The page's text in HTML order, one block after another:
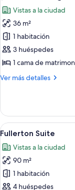
$100
SGD
dining
credit)
-
Quay
Room
(incl
$100
SGD
credit)
las
fotos
de
Taste
the
Good
Life
Marina
Bay
View
Room
(incl
$100
SGD
Vistas a la ciudad
36 m²
1 habitación
3 huéspedes
1 cama de
Ver más detalles
Más
the
Good
Life
-
Marina
Bay
View
Room
Abrir
todas
las
fotos
de
Fullerton
12
Fullerton Suite
Vistas a la ciudad
90 m²
1 habitación
4 huéspedes